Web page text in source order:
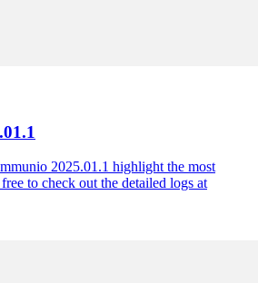
2025.01.1 highlight the most
to check out the detailed logs at